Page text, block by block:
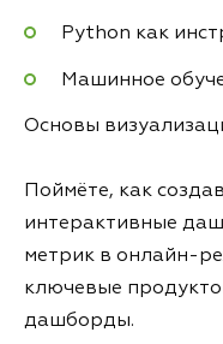
Python как
Машинное
Основы
Поймёте, как
интерактивные
метрик в онлайн-
ключевые
дашборды.